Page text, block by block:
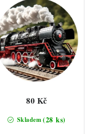
Skladem(28 ks)
80 Kč